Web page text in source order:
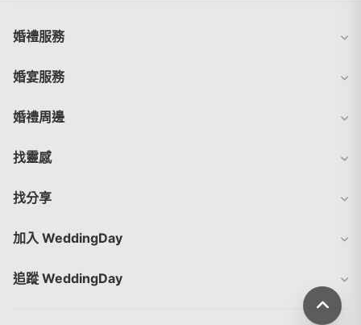
婚禮服務
婚宴服務
婚禮周邊
找靈感
找分享
加入 WeddingDay
追蹤 WeddingDay